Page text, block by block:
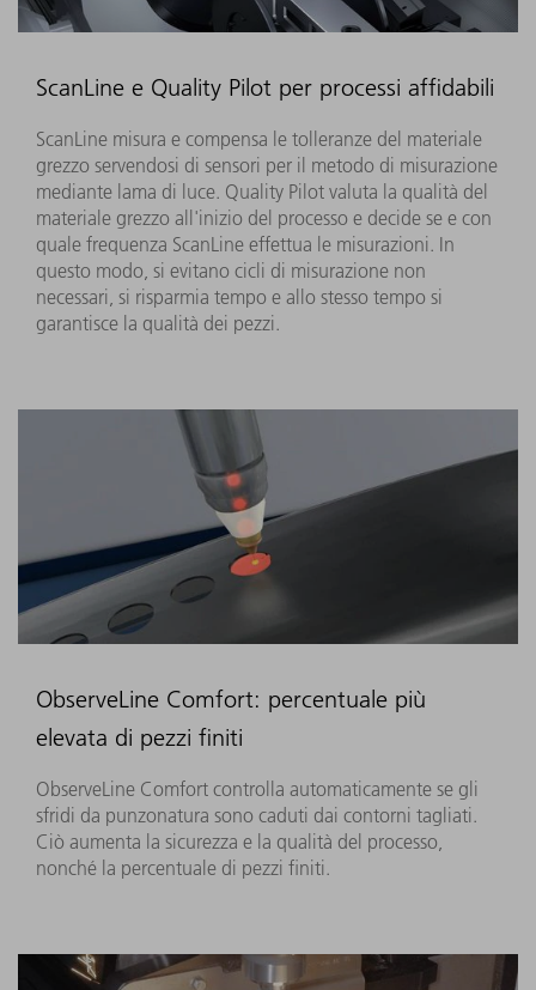
ScanLine e Quality Pilot per processi affidabili
ScanLine misura e compensa le tolleranze del materiale
grezzo servendosi di sensori per il metodo di misurazione
mediante lama di luce. Quality Pilot valuta la qualità del
materiale grezzo all'inizio del processo e decide se e con
quale frequenza ScanLine effettua le misurazioni. In
questo modo, si evitano cicli di misurazione non
necessari, si risparmia tempo e allo stesso tempo si
garantisce la qualità dei pezzi.
ObserveLine Comfort: percentuale più
elevata di pezzi finiti
ObserveLine Comfort controlla automaticamente se gli
sfridi da punzonatura sono caduti dai contorni tagliati.
Ciò aumenta la sicurezza e la qualità del processo,
nonché la percentuale di pezzi finiti.